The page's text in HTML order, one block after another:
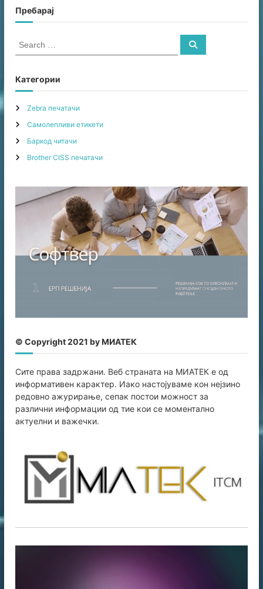
r
Пребарај
S
r
c
f
o
r
S
Категории
Zebra печатачи
Самолепливи етикети
Баркод читачи
Brother CISS печатачи
© Copyright 2021 by МИАТЕК
Сите права задржани. Веб страната на МИАТЕК е од
информативен карaктер. Иако настојуваме кон нејзино
редовно ажурирање, сепак постои можност за
различни информации од тие кои се моментално
актуелни и важечки.